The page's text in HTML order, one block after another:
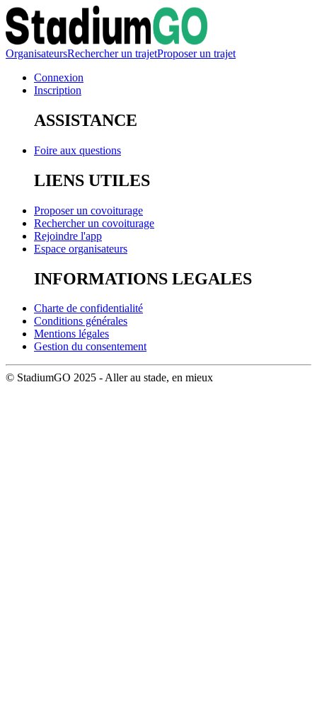
OrganisateursRechercher un trajetProposer un trajet
Connexion
Inscription
ASSISTANCE
Foire aux questions
LIENS UTILES
Proposer un covoiturage
Rechercher un covoiturage
Rejoindre l'app
Espace organisateurs
INFORMATIONS LEGALES
Charte de confidentialité
Conditions générales
Mentions légales
Gestion du consentement
© StadiumGO 2025 - Aller au stade, en mieux